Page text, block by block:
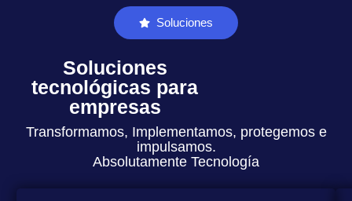
Soluciones
Soluciones
tecnológicas para
empresas
Transformamos, Implementamos, protegemos e
impulsamos.
Absolutamente Tecnología